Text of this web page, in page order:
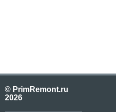
© PrimRemont.ru
2026